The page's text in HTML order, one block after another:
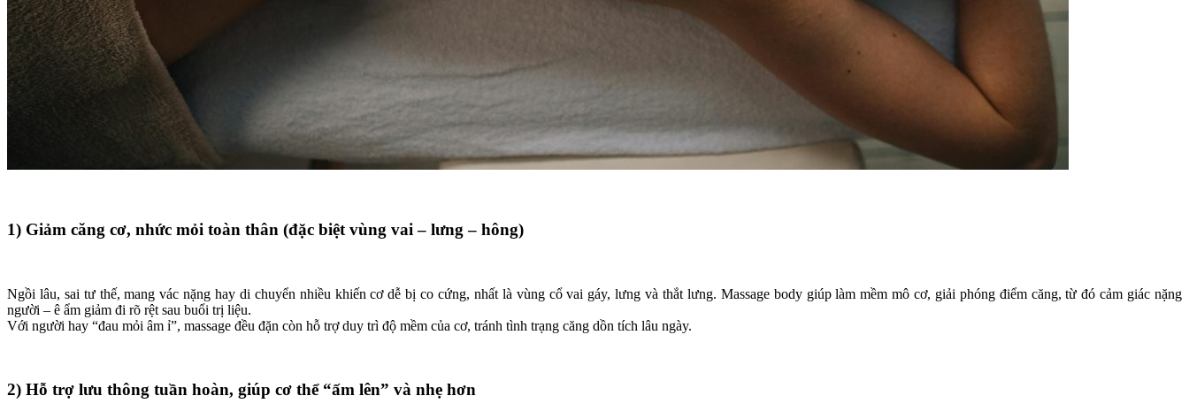
1) Giảm căng cơ, nhức mỏi toàn thân (đặc biệt vùng vai – lưng – hông)
Ngồi lâu, sai tư thế, mang vác nặng hay di chuyển nhiều khiến cơ dễ bị co cứng, nhất là vùng cổ vai gáy, lưng và thắt lưng. Massage body giúp làm mềm mô cơ, giải phóng điểm căng, từ đó cảm giác nặng
người – ê ẩm giảm đi rõ rệt sau buổi trị liệu.
Với người hay “đau mỏi âm ỉ”, massage đều đặn còn hỗ trợ duy trì độ mềm của cơ, tránh tình trạng căng dồn tích lâu ngày.
2) Hỗ trợ lưu thông tuần hoàn, giúp cơ thể “ấm lên” và nhẹ hơn